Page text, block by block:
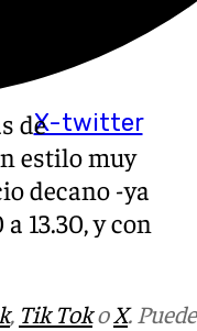
X-twitter
de
estilo muy
decano -ya
13.30, y con
, Tik TokoX.